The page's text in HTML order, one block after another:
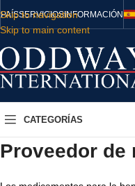
Skip to navigation
Skip to main content
PAÍSSERVICIOSINFORMACIÓN
CATEGORÍAS
Proveedor de